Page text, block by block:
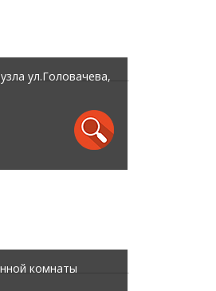
ул.Головачева,
комнаты